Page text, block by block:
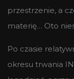
przestrzenie, a
materię… Oto
Po czasie
okresu trwania